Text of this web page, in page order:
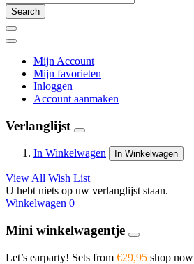
Search
Mijn Account
Mijn favorieten
Inloggen
Account aanmaken
Verlanglijst
In Winkelwagen In Winkelwagen
View All Wish List
U hebt niets op uw verlanglijst staan.
Winkelwagen 0
Mini winkelwagentje
Let’s earparty! Sets from €29,95 shop now